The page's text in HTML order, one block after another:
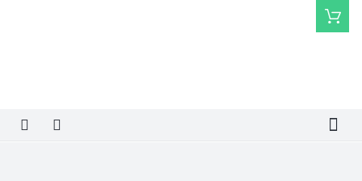
košík